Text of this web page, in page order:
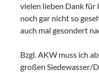
vielen lieben Dank für
noch gar nicht so
auch mal gesondert
Bzgl. AKW muss ich
großen Siedewasser/